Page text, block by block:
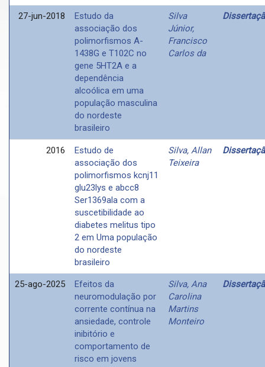
27-jun-2018
Estudo da
associação dos
polimorfismos A-
1438G e T102C no
gene 5HT2A e a
dependência
alcoólica em uma
população masculina
do nordeste
brasileiro
Silva
Júnior,
Francisco
Carlos da
2016
Estudo de
associação dos
polimorfismos kcnj11
glu23lys e abcc8
Ser1369ala com a
suscetibilidade ao
diabetes melitus tipo
2 em Uma população
do nordeste
brasileiro
Silva, Allan
Teixeira
25-ago-2025
Efeitos da
neuromodulação por
corrente contínua na
ansiedade, controle
inibitório e
comportamento de
risco em jovens
Silva, Ana
Carolina
Martins
Monteiro